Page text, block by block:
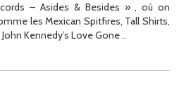
– Asides & Besides » , où on
les Mexican Spitfires, Tall Shirts,
Kennedy’s Love Gone ..